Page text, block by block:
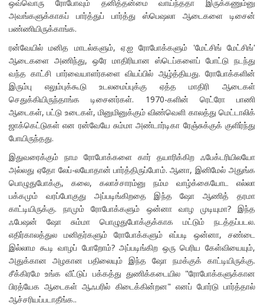
ஒவ்வொரு ரோபோவும் தனித்தன்மை வாய்ந்ததா இருக்கணும்னு
அவங்களுக்காகப் பார்த்துப் பார்த்து ஸ்பெஷலா ஆடைகளை டிசைன்
பண்ணியிருக்காங்க.
ரன்வேயில் மனித மாடல்களும், ஏ.ஐ ரோபோக்களும் 'மேட்சிங் மேட்சிங்'
ஆடைகளை அணிந்து, ஒரே மாதிரியான ஸ்டெப்களைப் போட்டு நடந்து
வந்த காட்சி பார்வையாளர்களை வியப்பில் ஆழ்த்தியது. ரோபோக்களின்
இரும்பு எலும்புக்கூடு உடலமைப்புக்கு ஏத்த மாதிரி ஆடைகள்
செதுக்கியிருந்தாங்க டிசைனர்கள். 1970-களின் ரெட்ரோ பாணி
ஆடைகள், பட்டு உடைகள், மினுமினுக்கும் விண்வெளி காலத்து மெட்டாலிக்
ஜாக்கெட்டுகள் என ரன்வேயே சும்மா அண்டார்டிகா ரேஞ்சுக்குக் குளிர்ந்து
போயிருந்தது.
இதுவரைக்கும் நாம ரோபோக்களை கார் தயாரிக்கிற ஃபேக்டரியிலயோ
அல்லது ஏதோ லேப்-லயோதான் பார்த்திருப்போம். ஆனா, இனிமேல் அதுங்க
பொழுதுபோக்கு, கலை, கலாச்சாரம்னு நம்ம வாழ்க்கையோட எல்லா
பக்கமும் வரப்போகுது அப்படிங்கிறதை இந்த ஷோ ஆணித் தரமா
காட்டியிருக்கு. நாமும் ரோபோக்களும் ஒன்னா வாழ முடியுமா? இந்த
ஃபேஷன் ஷோ சும்மா பொழுதுபோக்குக்காக மட்டும் நடத்தப்படல.
எதிர்காலத்துல மனிதர்களும் ரோபோக்களும் எப்படி ஒன்னா, சண்டை
இல்லாம கூடி வாழப் போறோம்? அப்படிங்கிற ஒரு பெரிய கேள்வியையும்,
அதுக்கான அழகான பதிலையும் இந்த ஷோ நமக்குக் காட்டியிருக்கு.
சீக்கிரமே உங்க வீட்டுப் பக்கத்து துணிக்கடையில "ரோபோக்களுக்கான
பிரத்யேக ஆடைகள் ஆஃபரில் கிடைக்கின்றன" எனப் போர்டு பார்த்தால்
ஆச்சரியப்படாதீங்க..